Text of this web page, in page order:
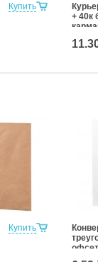
Купить
+ 40к
Купить